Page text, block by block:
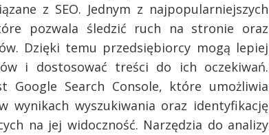
z SEO. Jednym z najpopularniejszych
pozwala śledzić ruch na stronie oraz
Dzięki temu przedsiębiorcy mogą lepiej
i dostosować treści do ich oczekiwań.
Google Search Console, które umożliwia
wynikach wyszukiwania oraz identyfikację
na jej widoczność. Narzędzia do analizy